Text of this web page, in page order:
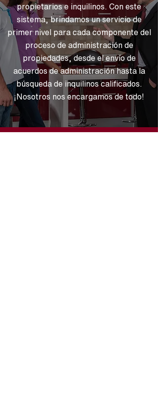
propietarios e inquilinos. Con este
sistema, brindamos un servicio de
primer nivel para cada componente del
proceso de administración de
propiedades, desde el envío de
acuerdos de administración hasta la
búsqueda de inquilinos calificados.
¡Nosotros nos encargamos de todo!